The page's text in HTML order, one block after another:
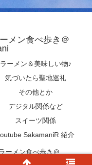
メン食べ歩き＠
ラーメン＆美味しい物♪
気づいたら聖地巡礼
その他とか
デジタル関係など
スイーツ関係
SakamaniR 紹介
ーメン食べ歩き＠